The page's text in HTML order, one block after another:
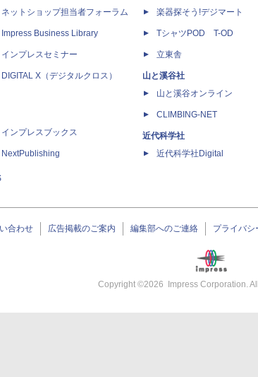
ネットショップ担当者フォーラム
Impress Business Library
インプレスセミナー
DIGITAL X（デジタルクロス）
インプレスブックス
NextPublishing
楽器探そう!デジマート
TシャツPOD T-OD
立東舎
山と溪谷社
山と溪谷オンライン
CLIMBING-NET
近代科学社
近代科学社Digital
合わせ 広告掲載のご案内 編集部へのご連絡 プライバシ
Copyright ©2026 Impress Corporation.